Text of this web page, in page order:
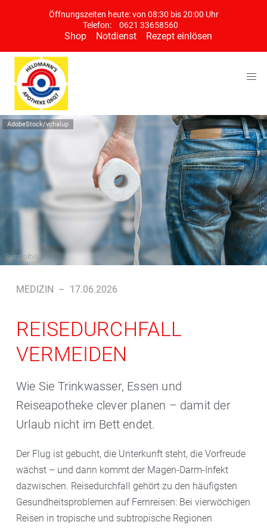
Öffnungszeiten heute: von 08:30 bis 20:00 Uhr
Telefon:
0621 33658560
Shop Notdienst Rezept einlösen
AdobeStock/vchalup
Symbolbild
MEDIZIN – 17.06.2026
REISEDURCHFALL
VERMEIDEN
Wie Sie Trinkwasser, Essen und
Reiseapotheke clever planen – damit der
Urlaub nicht im Bett endet.
Der Flug ist gebucht, die Unterkunft steht, die Vorfreude
wächst – und dann kommt der Magen-Darm-Infekt
dazwischen. Reisedurchfall gehört zu den häufigsten
Gesundheitsproblemen auf Fernreisen: Bei vierwöchigen
Reisen in tropische und subtropische Regionen